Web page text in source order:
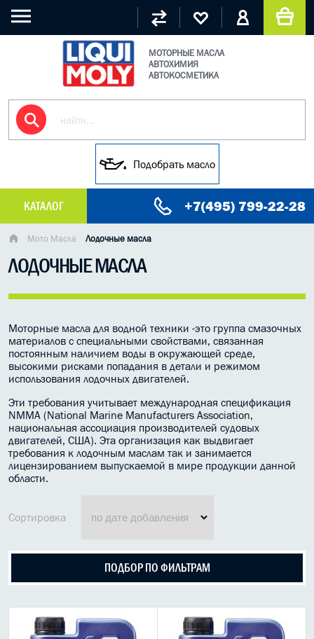
МОТОРНЫЕ МАСЛА
АВТОХИМИЯ
АВТОКОСМЕТИКА
Подобрать масло
КАТАЛОГ +7(495) 799-22-28
МАСЛО МОТОРНОЕ
ГРУЗОВЫЕ МАСЛА
ГИДРАВЛИЧЕСКИЕ МАСЛА
МАСЛО В КОРОБКУ
КОНСИСТЕНТНАЯ СМАЗКА
ИНДУСТРИАЛЬНЫЕ МАСЛА
АНТИФРИЗЫ СПЕЦЖИДКОСТИ
ПРИСАДКИ АВТОХИМИЯ
АВТО КОСМЕТИКА
LIqui Moly для квадроциклов
Трансмиссионные масла для мотоциклов
Мото Масла Лодочные масла
ЛОДОЧНЫЕ МАСЛА
Моторные масла для водной техники -это группа смазочных
материалов с специальными свойствами, связанная
постоянным наличием воды в окружающей среде,
высокими рисками попадания в детали и режимом
использования лодочных двигателей.
Эти требования учитывает международная спецификация
NMMA (National Marine Manufacturers Association,
национальная ассоциация производителей судовых
двигателей, США). Эта организация как выдвигает
требования к лодочным маслам так и занимается
лицензированием выпускаемой в мире продукции данной
области.
Сортировка
ПОДБОР ПО ФИЛЬТРАМ